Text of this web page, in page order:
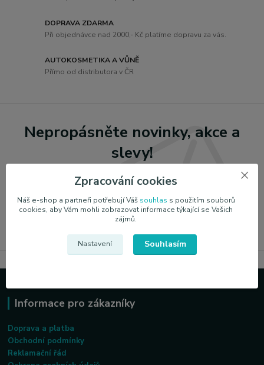
DOPRAVA ZDARMA
Při objednávce nad 2000,- Kč platíme dopravu za vás.
AUTOKOSMETIKA A VŮNĚ
Přímo od distributora v ČR
Nepropásněte novinky, akce a
slevy!
Souhlasím sezpracováním osobních údajůza účelem rozesílky newsletteru.
Informace pro zákazníky
Doprava a platba
Obchodní podmínky
Reklamační řád
Zpracování cookies
Náš e-shop a partneři potřebují Váš souhlas s použitím souborů
cookies, aby Vám mohli zobrazovat informace týkající se Vašich
zájmů.
Nastavení Souhlasím